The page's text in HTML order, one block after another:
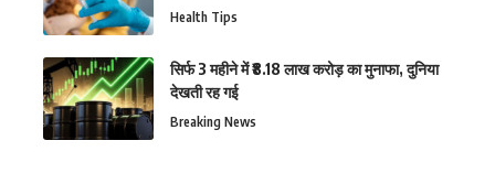
Health Tips
सिर्फ 3 महीने में ₹8.18 लाख करोड़ का मुनाफा, दुनिया
देखती रह गई
Breaking News